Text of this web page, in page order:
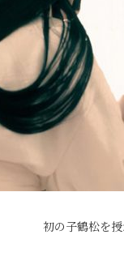
初の子鶴松を